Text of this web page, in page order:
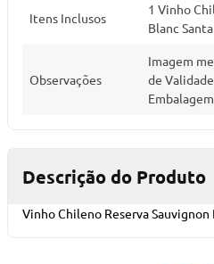
Itens Inclusos
1 Vinho
Blanc
Observações
Imagem
de
Descrição do Produto
Vinho Chileno Reserva Sauvignon